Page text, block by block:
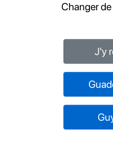
Changer
J'y